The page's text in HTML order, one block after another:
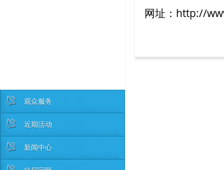
观众服务
近期活动
新闻中心
网址：http://